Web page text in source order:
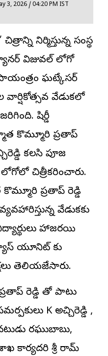
3, 2026 / 04:20 PM IST
నిర్మిస్తున్న సంస్థ
విజువల్ లోగో
ఘట్కేసర్
వార్షికోత్సవ వేడుకలో
షిర్డీ
కొమ్మూరి ప్రతాప్
కలసి పూజ
లోగోలో చిత్రీకరించారు.
ప్రతాప్ రెడ్డి
వేడుకకు
హాజరయి
యూనిట్ కు
తెలియజేసారు.
రెడ్డి తో పాటు
K అచ్చిరెడ్డి ,
రఘుబాబు,
కార్యదర్శి శ్రీ రామ్